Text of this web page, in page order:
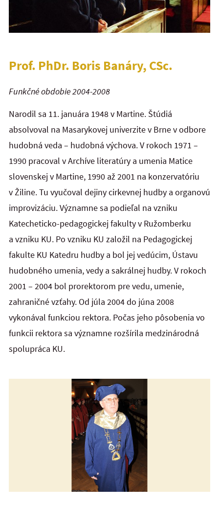
Prof. PhDr. Boris Banáry, CSc.
Funkčné obdobie 2004-2008
Narodil sa 11. januára 1948 v Martine. Štúdiá
absolvoval na Masarykovej univerzite v Brne v odbore
hudobná veda – hudobná výchova. V rokoch 1971 –
1990 pracoval v Archíve literatúry a umenia Matice
slovenskej v Martine, 1990 až 2001 na konzervatóriu
v Žiline. Tu vyučoval dejiny cirkevnej hudby a organovú
improvizáciu. Významne sa podieľal na vzniku
Katecheticko-pedagogickej fakulty v Ružomberku
a vzniku KU. Po vzniku KU založil na Pedagogickej
fakulte KU Katedru hudby a bol jej vedúcim, Ústavu
hudobného umenia, vedy a sakrálnej hudby. V rokoch
2001 – 2004 bol prorektorom pre vedu, umenie,
zahraničné vzťahy. Od júla 2004 do júna 2008
vykonával funkciou rektora. Počas jeho pôsobenia vo
funkcii rektora sa významne rozšírila medzinárodná
spolupráca KU.